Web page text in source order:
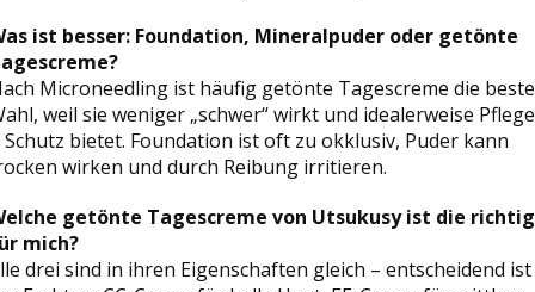
ist besser: Foundation, Mineralpuder oder getönte
Microneedling ist häufig getönte Tagescreme die beste
weil sie weniger „schwer“ wirkt und idealerweise Pflege
Schutz bietet. Foundation ist oft zu okklusiv, Puder kann
wirken und durch Reibung irritieren.
getönte Tagescreme von Utsukusy ist die
mich?
drei sind in ihren Eigenschaften gleich – entscheidend ist